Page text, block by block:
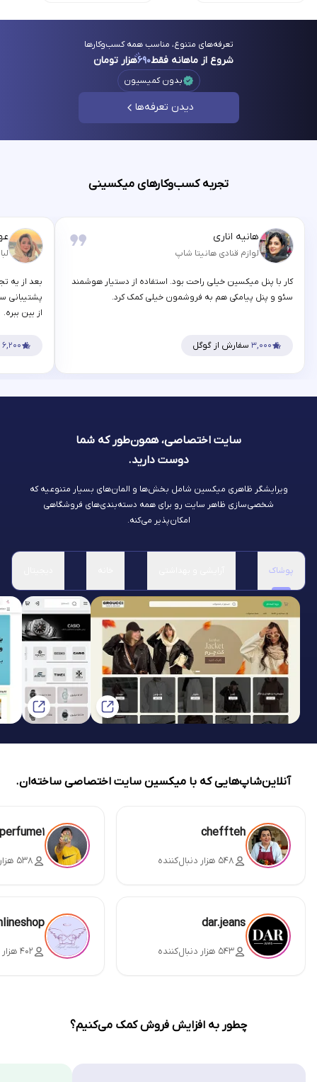
تعرفه‌های متنوع، مناسب همه کسب‌وکارها
شروع از ماهانه فقط۶۹۰هزار تومان
بدون کمیسیون
دیدن تعرفه‌ها
تجربه کسب‌وکارهای میکسینی
هانیه اناری
لوازم قنادی هانیتا شاپ
کار با پنل میکسین خیلی راحت بود. استفاده از دستیار هوشمند
سئو و پنل پیامکی هم به فروشمون خیلی کمک کرد.
۳,۰۰۰ سفارش از گوگل
بعد از یه
پشتیبانی
از بین ببره.
۶,۲۰۰
سایت اختصاصی، همون‌طور که شما
دوست دارید.
ویرایشگر ظاهری میکسین شامل بخش‌ها و المان‌های بسیار متنوعیه که
شخصی‌سازی ظاهر سایت رو برای همه دسته‌بندی‌های فروشگاهی
امکان‌پذیر می‌کنه.
پوشاک
آنلاین‌شاپ‌هایی که با میکسین سایت اختصاصی ساخته‌ان.
cheffteh
۵۴۸ هزار دنبال‌کننده ۵۳۸ هزار دنبال‌کننده
dar.jeans
۵۴۳ هزار دنبال‌کننده ۴۰۲ هزار دنبال‌کننده
چطور به افزایش فروش کمک می‌کنیم؟